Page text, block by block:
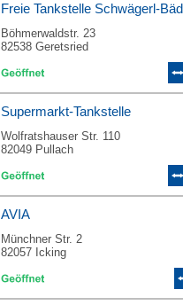
Freie Tankstelle Schwägerl-
Böhmerwaldstr. 23
82538 Geretsried
Supermarkt-Tankstelle
Wolfratshauser Str. 110
82049 Pullach
AVIA
Münchner Str. 2
82057 Icking